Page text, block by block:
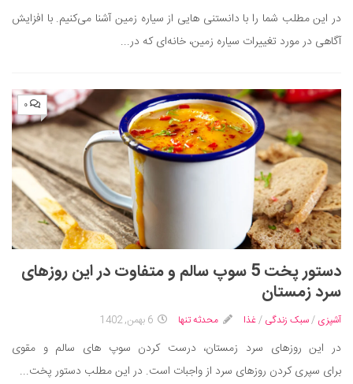
در این مطلب شما را با دانستنی هایی از سیاره زمین آشنا می‌کنیم. با افزایش
آگاهی در مورد تغییرات سیاره زمین، خانه‌ای که در...
۰
دستور پخت 5 سوپ سالم و متفاوت در این روزهای
سرد زمستان
آشپزی /سبک زندگی /غذا محدثه تنها 6 بهمن, 1402
در این روزهای سرد زمستان، درست کردن سوپ ‌های سالم و مقوی
برای سپری کردن روزهای سرد از واجبات است. در این مطلب دستور پخت...